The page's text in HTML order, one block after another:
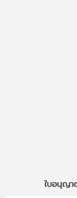
ใบอนุญา